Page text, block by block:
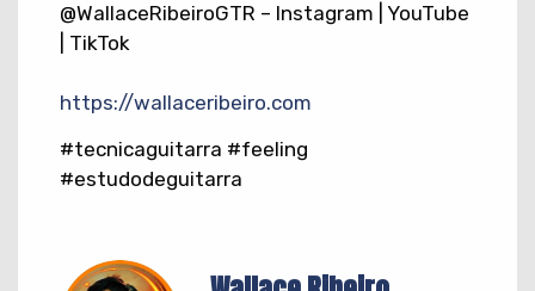
@WallaceRibeiroGTR – Instagram | YouTube
| TikTok
https://wallaceribeiro.com
#tecnicaguitarra #feeling
#estudodeguitarra